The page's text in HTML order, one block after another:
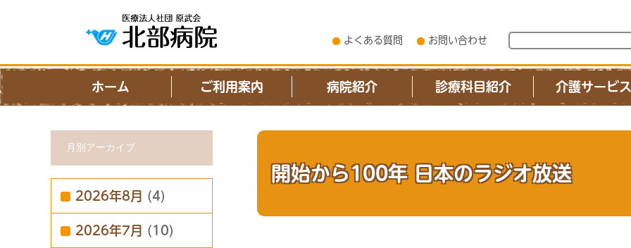
よくある質問 お問い合わせ
ホーム ご利用案内 病院紹介 診療科目紹介 介護サービス
開始から100年 日本のラジオ放送
月別アーカイブ
2026年8月 (4)
2026年7月 (10)